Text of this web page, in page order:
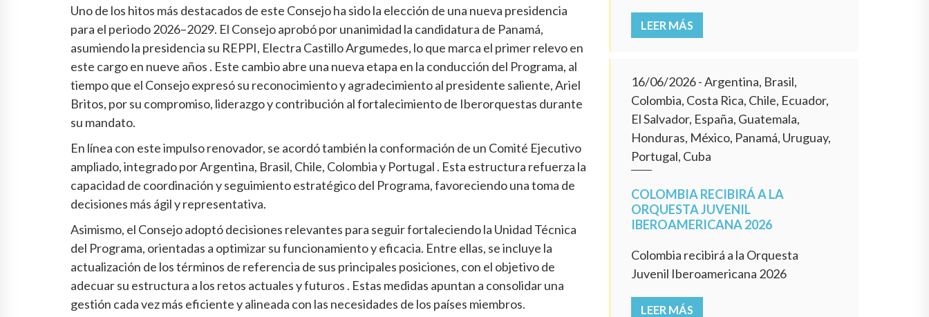
Uno de los hitos más destacados de este Consejo ha sido la elección de una nueva presidencia
para el periodo 2026–2029. El Consejo aprobó por unanimidad la candidatura de Panamá,
asumiendo la presidencia su REPPI, Electra Castillo Argumedes, lo que marca el primer relevo en
este cargo en nueve años . Este cambio abre una nueva etapa en la conducción del Programa, al
tiempo que el Consejo expresó su reconocimiento y agradecimiento al presidente saliente, Ariel
Britos, por su compromiso, liderazgo y contribución al fortalecimiento de Iberorquestas durante
su mandato.
En línea con este impulso renovador, se acordó también la conformación de un Comité Ejecutivo
ampliado, integrado por Argentina, Brasil, Chile, Colombia y Portugal . Esta estructura refuerza la
capacidad de coordinación y seguimiento estratégico del Programa, favoreciendo una toma de
decisiones más ágil y representativa.
Asimismo, el Consejo adoptó decisiones relevantes para seguir fortaleciendo la Unidad Técnica
del Programa, orientadas a optimizar su funcionamiento y eficacia. Entre ellas, se incluye la
actualización de los términos de referencia de sus principales posiciones, con el objetivo de
adecuar su estructura a los retos actuales y futuros . Estas medidas apuntan a consolidar una
gestión cada vez más eficiente y alineada con las necesidades de los países miembros.
LEER MÁS
16/06/2026- Argentina, Brasil,
Colombia, Costa Rica, Chile, Ecuador,
El Salvador, España, Guatemala,
Honduras, México, Panamá, Uruguay,
Portugal, Cuba
COLOMBIA RECIBIRÁ A LA
ORQUESTA JUVENIL
IBEROAMERICANA 2026
Colombia recibirá a la Orquesta
Juvenil Iberoamericana 2026
LEER MÁS